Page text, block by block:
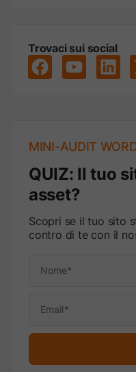
Trovaci sui social
MINI-AUDIT
QUIZ: Il tuo
asset?
Scopri se il tuo sito
contro di te con il